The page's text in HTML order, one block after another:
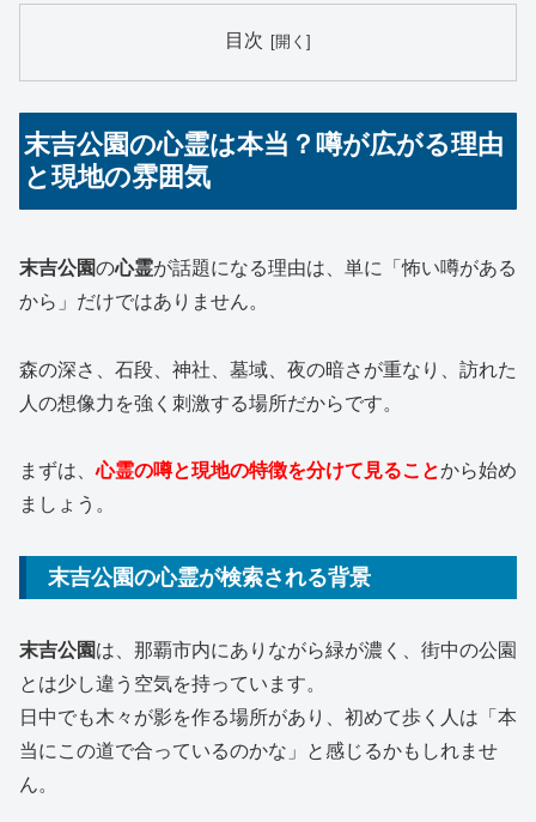
目次
末吉公園の心霊は本当？噂が広がる理由
と現地の雰囲気
末吉公園の心霊が話題になる理由は、単に「怖い噂がある
から」だけではありません。
森の深さ、石段、神社、墓域、夜の暗さが重なり、訪れた
人の想像力を強く刺激する場所だからです。
まずは、心霊の噂と現地の特徴を分けて見ることから始め
ましょう。
末吉公園の心霊が検索される背景
末吉公園は、那覇市内にありながら緑が濃く、街中の公園
とは少し違う空気を持っています。
日中でも木々が影を作る場所があり、初めて歩く人は「本
当にこの道で合っているのかな」と感じるかもしれませ
ん。